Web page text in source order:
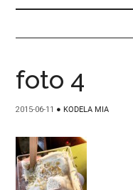
foto 4
2015-06-11 ● KODELA MIA